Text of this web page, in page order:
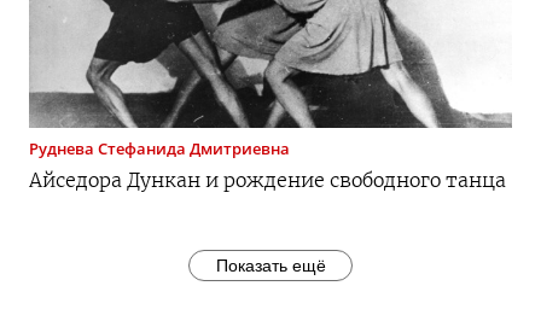
Руднева Стефанида Дмитриевна
Айседора Дункан и рождение свободного танца
Показать ещё